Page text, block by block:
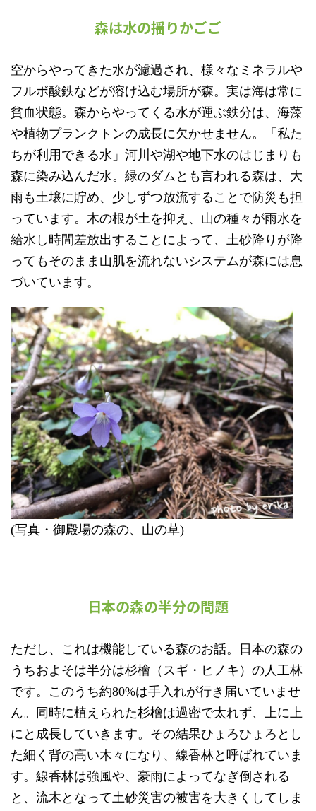
森は水の揺りかごご
空からやってきた水が濾過され、様々なミネラルや
フルボ酸鉄などが溶け込む場所が森。実は海は常に
貧血状態。森からやってくる水が運ぶ鉄分は、海藻
や植物プランクトンの成長に欠かせません。「私た
ちが利用できる水」河川や湖や地下水のはじまりも
森に染み込んだ水。緑のダムとも言われる森は、大
雨も土壌に貯め、少しずつ放流することで防災も担
っています。木の根が土を抑え、山の種々が雨水を
給水し時間差放出することによって、土砂降りが降
ってもそのまま山肌を流れないシステムが森には息
づいています。
(写真・御殿場の森の、山の草)
日本の森の半分の問題
ただし、これは機能している森のお話。日本の森の
うちおよそは半分は杉檜（スギ・ヒノキ）の人工林
です。このうち約80%は手入れが行き届いていませ
ん。同時に植えられた杉檜は過密で太れず、上に上
にと成長していきます。その結果ひょろひょろとし
た細く背の高い木々になり、線香林と呼ばれていま
す。線香林は強風や、豪雨によってなぎ倒される
と、流木となって土砂災害の被害を大きくしてしま